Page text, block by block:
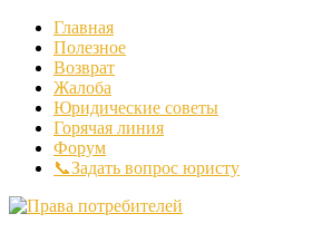
Главная
Полезное
Возврат
Жалоба
Юридические советы
Горячая линия
Форум
📞Задать вопрос юристу